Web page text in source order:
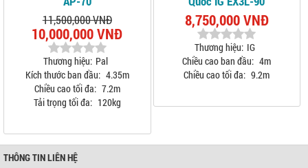
11,500,000 VNĐ
10,000,000 VNĐ
Thương hiệu: Pal
Kích thước ban đầu: 4.35m
Chiều cao tối đa: 7.2m
Tải trọng tối đa: 120kg
8,750,000 VNĐ
Thương hiệu: IG
Chiều cao ban đầu: 4m
Chiều cao tối đa: 9.2m
THÔNG TIN LIÊN HỆ